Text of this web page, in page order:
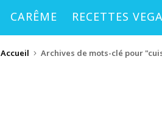
CARÊME RECETTES
Accueil Archives de mots-clé pour